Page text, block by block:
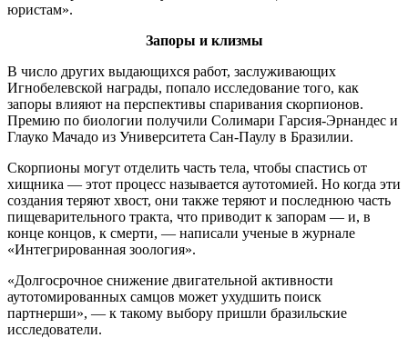
юристам».
Запоры и клизмы
В число других выдающихся работ, заслуживающих
Игнобелевской награды, попало исследование того, как
запоры влияют на перспективы спаривания скорпионов.
Премию по биологии получили Солимари Гарсия-Эрнандес и
Глауко Мачадо из Университета Сан-Паулу в Бразилии.
Скорпионы могут отделить часть тела, чтобы спастись от
хищника — этот процесс называется аутотомией. Но когда эти
создания теряют хвост, они также теряют и последнюю часть
пищеварительного тракта, что приводит к запорам — и, в
конце концов, к смерти, — написали ученые в журнале
«Интегрированная зоология».
«Долгосрочное снижение двигательной активности
аутотомированных самцов может ухудшить поиск
партнерши», — к такому выбору пришли бразильские
исследователи.